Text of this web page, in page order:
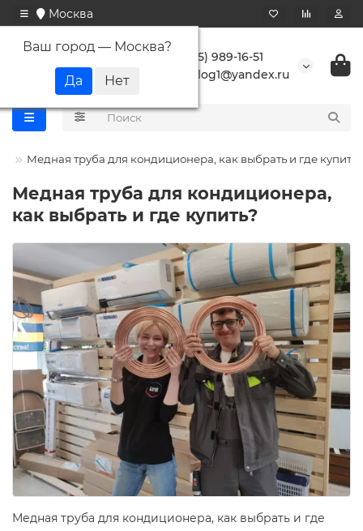
Москва
Ваш город — Москва?
+7 (495) 989-16-51
buranlog1@yandex.ru
Медная труба для кондиционера, как выбрать и где купить?
Медная труба для кондиционера,
как выбрать и где купить?
Медная труба для кондиционера, как выбрать и где